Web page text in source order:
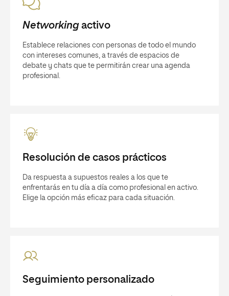
Networkingactivo
Establece relaciones con personas de todo el mundo
con intereses comunes, a través de espacios de
debate y chats que te permitirán crear una agenda
profesional.
Resolución de casos prácticos
Da respuesta a supuestos reales a los que te
enfrentarás en tu día a día como profesional en activo.
Elige la opción más eficaz para cada situación.
Seguimiento personalizado